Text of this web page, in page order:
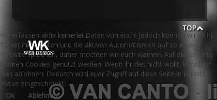
TOP
Wir erfassen aktiv keinerlei Daten von euch! Jedoch können wir nicht
für verlinkte Seiten und die aktiven Automatismen auf so einer
Website sprechen, daher möchten wir euch warnen: Auf dieser Seite
können Cookies genutzt werden. Wenn ihr das nicht wollt, könnt ihr
dies ablehnen. Dadurch wird euer Zugriff auf diese Seite in keinster
Weise eingeschränkt!
Ok
Ablehnen